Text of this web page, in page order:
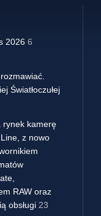
2026 6
Światłoczułej
rynek kamerę
z nowo
RAW oraz
obsługi 23